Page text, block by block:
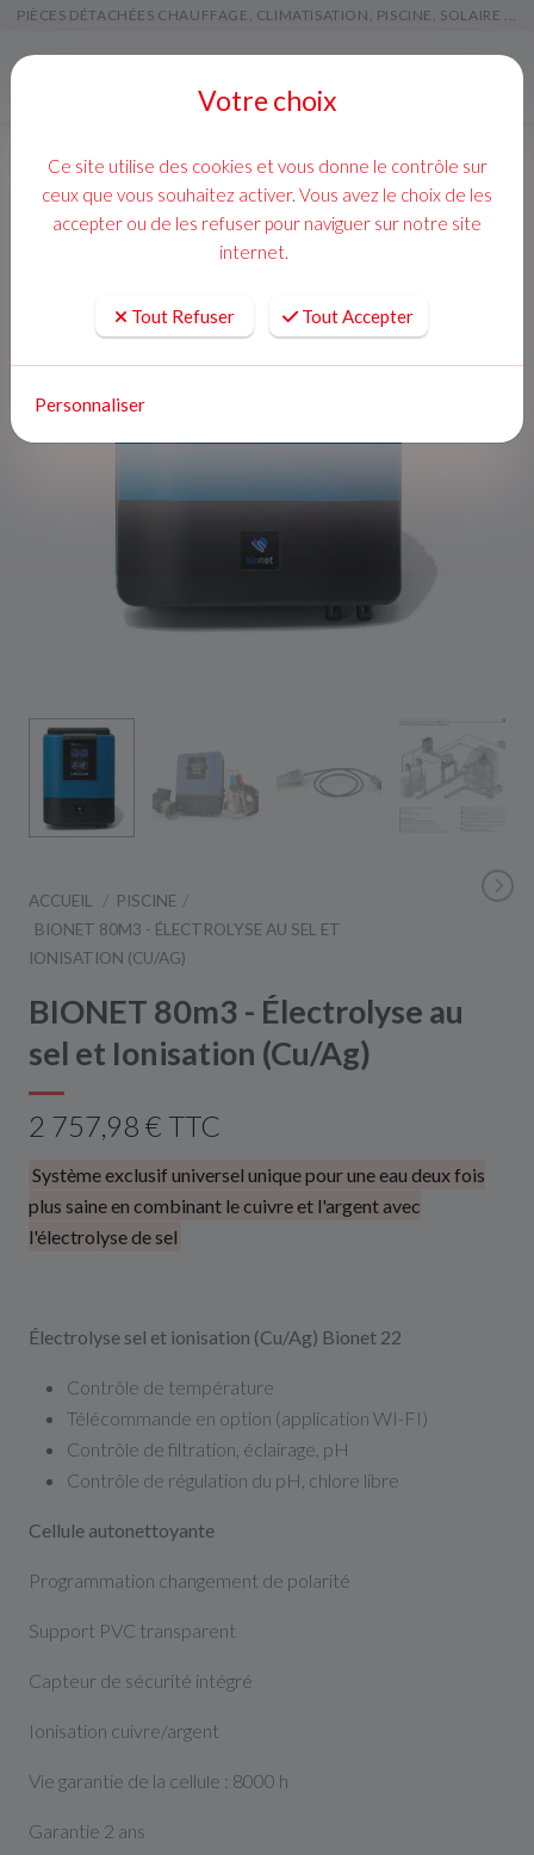
PIÈCES DÉTACHÉES CHAUFFAGE, CLIMATISATION, PISCINE, SOLAIRE ...
ACCUEIL
PISCINE
BIONET 80M3 - ÉLECTROLYSE AU SEL ET
IONISATION (CU/AG)
BIONET 80m3 - Électrolyse au
sel et Ionisation (Cu/Ag)
2 757,98 € TTC
Système exclusif universel unique pour une eau deux fois
plus saine en combinant le cuivre et l'argent avec
l'électrolyse de sel
Électrolyse sel et ionisation (Cu/Ag) Bionet 22
Contrôle de température
Télécommande en option (application WI-FI)
Contrôle de filtration, éclairage, pH
Contrôle de régulation du pH, chlore libre
Cellule autonettoyante
Programmation changement de polarité
Support PVC transparent
Capteur de sécurité intégré
Ionisation cuivre/argent
Vie garantie de la cellule : 8000 h
Garantie 2 ans
Votre choix
Ce site utilise des cookies et vous donne le contrôle sur
ceux que vous souhaitez activer. Vous avez le choix de les
accepter ou de les refuser pour naviguer sur notre site
internet.
Tout Refuser Tout Accepter
Personnaliser